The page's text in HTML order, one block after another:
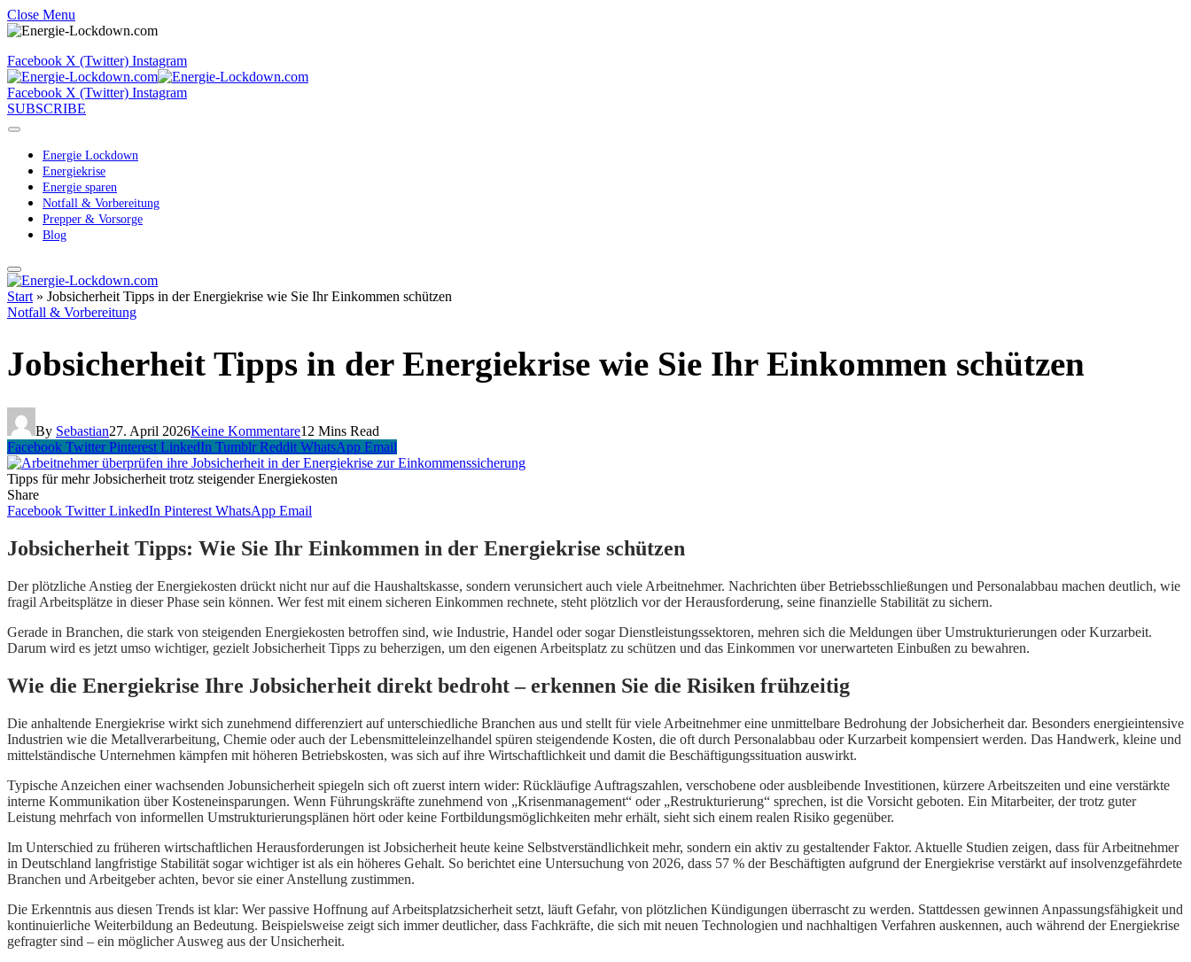
Close Menu
Facebook X (Twitter) Instagram
Facebook X (Twitter) Instagram
SUBSCRIBE
Energie Lockdown
Energiekrise
Energie sparen
Notfall & Vorbereitung
Prepper & Vorsorge
Blog
Start » Jobsicherheit Tipps in der Energiekrise wie Sie Ihr Einkommen schützen
Notfall & Vorbereitung
Jobsicherheit Tipps in der Energiekrise wie Sie Ihr Einkommen schützen
By Sebastian27. April 2026Keine Kommentare12 Mins Read
Facebook Twitter Pinterest LinkedIn Tumblr Reddit WhatsApp Email
Tipps für mehr Jobsicherheit trotz steigender Energiekosten
Share
Facebook Twitter LinkedIn Pinterest WhatsApp Email
Jobsicherheit Tipps: Wie Sie Ihr Einkommen in der Energiekrise schützen
Der plötzliche Anstieg der Energiekosten drückt nicht nur auf die Haushaltskasse, sondern verunsichert auch viele Arbeitnehmer. Nachrichten über Betriebsschließungen und Personalabbau machen deutlich, wie
fragil Arbeitsplätze in dieser Phase sein können. Wer fest mit einem sicheren Einkommen rechnete, steht plötzlich vor der Herausforderung, seine finanzielle Stabilität zu sichern.
Gerade in Branchen, die stark von steigenden Energiekosten betroffen sind, wie Industrie, Handel oder sogar Dienstleistungssektoren, mehren sich die Meldungen über Umstrukturierungen oder Kurzarbeit.
Darum wird es jetzt umso wichtiger, gezielt Jobsicherheit Tipps zu beherzigen, um den eigenen Arbeitsplatz zu schützen und das Einkommen vor unerwarteten Einbußen zu bewahren.
Wie die Energiekrise Ihre Jobsicherheit direkt bedroht – erkennen Sie die Risiken frühzeitig
Die anhaltende Energiekrise wirkt sich zunehmend differenziert auf unterschiedliche Branchen aus und stellt für viele Arbeitnehmer eine unmittelbare Bedrohung der Jobsicherheit dar. Besonders energieintensive
Industrien wie die Metallverarbeitung, Chemie oder auch der Lebensmitteleinzelhandel spüren steigendende Kosten, die oft durch Personalabbau oder Kurzarbeit kompensiert werden. Das Handwerk, kleine und
mittelständische Unternehmen kämpfen mit höheren Betriebskosten, was sich auf ihre Wirtschaftlichkeit und damit die Beschäftigungssituation auswirkt.
Typische Anzeichen einer wachsenden Jobunsicherheit spiegeln sich oft zuerst intern wider: Rückläufige Auftragszahlen, verschobene oder ausbleibende Investitionen, kürzere Arbeitszeiten und eine verstärkte
interne Kommunikation über Kosteneinsparungen. Wenn Führungskräfte zunehmend von „Krisenmanagement“ oder „Restrukturierung“ sprechen, ist die Vorsicht geboten. Ein Mitarbeiter, der trotz guter
Leistung mehrfach von informellen Umstrukturierungsplänen hört oder keine Fortbildungsmöglichkeiten mehr erhält, sieht sich einem realen Risiko gegenüber.
Im Unterschied zu früheren wirtschaftlichen Herausforderungen ist Jobsicherheit heute keine Selbstverständlichkeit mehr, sondern ein aktiv zu gestaltender Faktor. Aktuelle Studien zeigen, dass für Arbeitnehmer
in Deutschland langfristige Stabilität sogar wichtiger ist als ein höheres Gehalt. So berichtet eine Untersuchung von 2026, dass 57 % der Beschäftigten aufgrund der Energiekrise verstärkt auf insolvenzgefährdete
Branchen und Arbeitgeber achten, bevor sie einer Anstellung zustimmen.
Die Erkenntnis aus diesen Trends ist klar: Wer passive Hoffnung auf Arbeitsplatzsicherheit setzt, läuft Gefahr, von plötzlichen Kündigungen überrascht zu werden. Stattdessen gewinnen Anpassungsfähigkeit und
kontinuierliche Weiterbildung an Bedeutung. Beispielsweise zeigt sich immer deutlicher, dass Fachkräfte, die sich mit neuen Technologien und nachhaltigen Verfahren auskennen, auch während der Energiekrise
gefragter sind – ein möglicher Ausweg aus der Unsicherheit.